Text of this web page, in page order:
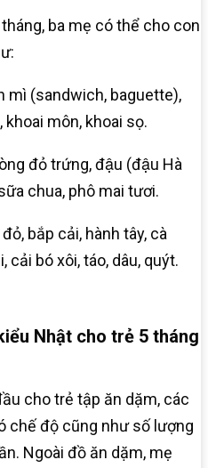
ba mẹ có thể cho con
mì (sandwich, baguette),
khoai môn, khoai sọ.
đỏ trứng, đậu (đậu Hà
chua, phô mai tươi.
bắp cải, hành tây, cà
cải bó xôi, táo, dâu, quýt.
Nhật cho trẻ 5 tháng
cho trẻ tập ăn dặm, các
chế độ cũng như số lượng
Ngoài đồ ăn dặm, mẹ